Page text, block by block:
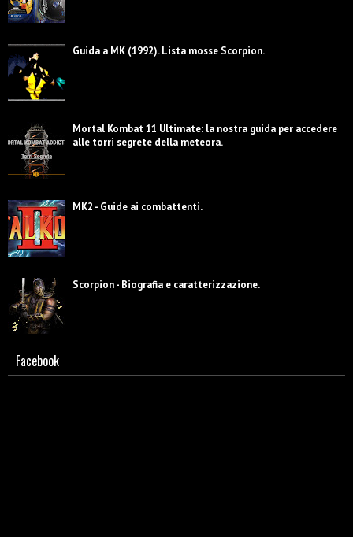
Guida a MK (1992). Lista mosse Scorpion.
Mortal Kombat 11 Ultimate: la nostra guida per accedere
alle torri segrete della meteora.
MK2 - Guide ai combattenti.
Scorpion - Biografia e caratterizzazione.
Facebook